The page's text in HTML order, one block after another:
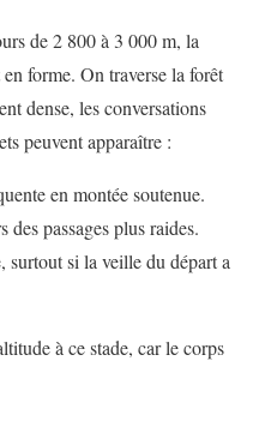
de 2 800 à 3 000 m, la
forme. On traverse la forêt
dense, les conversations
peuvent apparaître :
en montée soutenue.
passages plus raides.
si la veille du départ a
à ce stade, car le corps